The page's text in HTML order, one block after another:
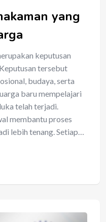
yang
keputusan
tersebut
budaya, serta
baru mempelajari
telah terjadi.
membantu proses
lebih tenang. Setiap…